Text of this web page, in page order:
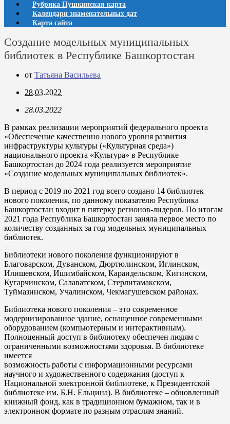
Рубрика Пушкинская карта
Календари знаменательных дат
Карта сайта
Создание модельных муниципальных
библиотек в Республике Башкортостан
от Татьяна Васильева
28.03.2022
28.03.2022
В рамках реализации мероприятий федерального проекта
«Обеспечение качественно нового уровня развития
инфраструктуры культуры («Культурная среда»)
национального проекта «Культура» в Республике
Башкортостан до 2024 года реализуется мероприятие
«Создание модельных муниципальных библиотек».
В период с 2019 по 2021 год всего создано 14 библиотек
нового поколения, по данному показателю Республика
Башкортостан входит в пятерку регионов-лидеров. По итогам
2021 года Республика Башкортостан заняла первое место по
количеству созданных за год модельных муниципальных
библиотек.
Библиотеки нового поколения функционируют в
Благоварском, Дуванском, Дюртюлинском, Иглинском,
Илишевском, Ишимбайском, Караидельском, Кигинском,
Кугарчинском, Салаватском, Стерлитамакском,
Туймазинском, Учалинском, Чекмагушевском районах.
Библиотека нового поколения – это современное
модернизированное здание, оснащенное современными
оборудованием (компьютерным и интерактивным).
Полноценный доступ в библиотеку обеспечен людям с
ограниченными возможностями здоровья. В библиотеке
имеется
возможность работы с информационными ресурсами
научного и художественного содержания (доступ к
Национальной электронной библиотеке, к Президентской
библиотеке им. Б.Н. Ельцина). В библиотеке – обновленный
книжный фонд, как в традиционном бумажном, так и в
электронном формате по разным отраслям знаний.